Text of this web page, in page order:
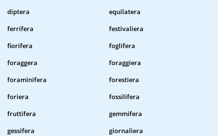
diptera
equilatera
ferrifera
festivaliera
fiorifera
foglifera
foraggera
foraggiera
foraminifera
forestiera
foriera
fossilifera
fruttifera
gemmifera
gessifera
giornaliera